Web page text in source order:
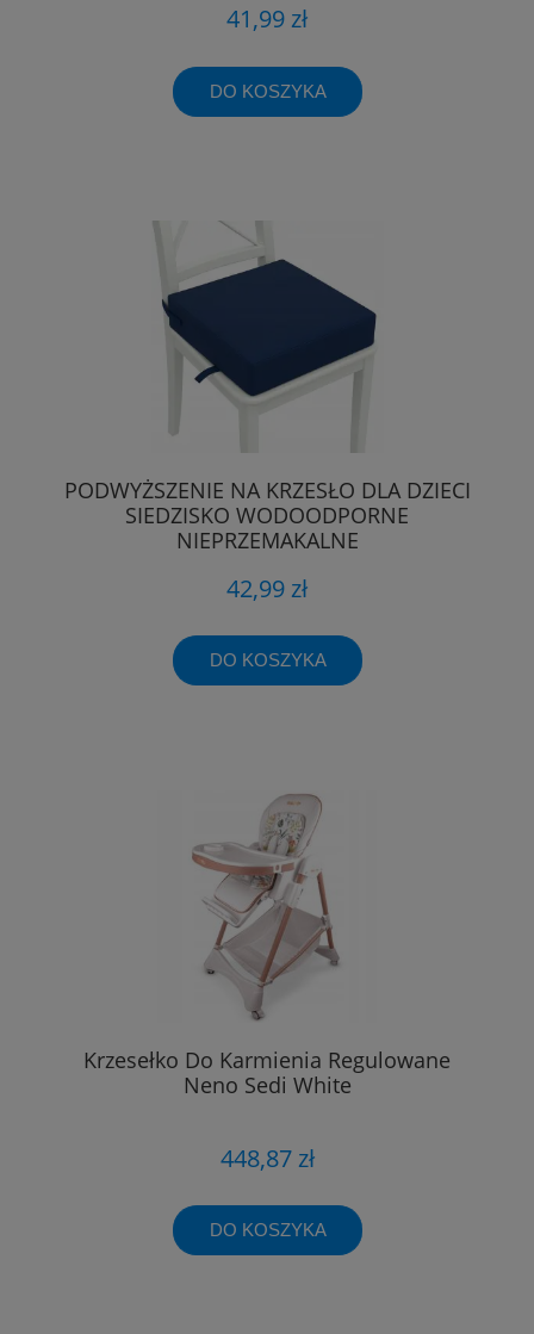
41,99 zł
DO KOSZYKA
PODWYŻSZENIE NA KRZESŁO DLA DZIECI
SIEDZISKO WODOODPORNE
NIEPRZEMAKALNE
42,99 zł
DO KOSZYKA
Krzesełko Do Karmienia Regulowane
Neno Sedi White
448,87 zł
DO KOSZYKA